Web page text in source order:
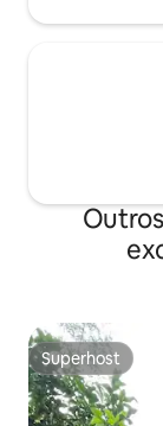
Superhost
Superhost